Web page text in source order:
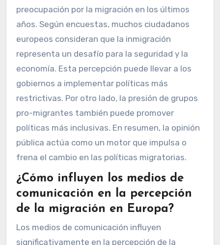
preocupación por la migración en los últimos
años. Según encuestas, muchos ciudadanos
europeos consideran que la inmigración
representa un desafío para la seguridad y la
economía. Esta percepción puede llevar a los
gobiernos a implementar políticas más
restrictivas. Por otro lado, la presión de grupos
pro-migrantes también puede promover
políticas más inclusivas. En resumen, la opinión
pública actúa como un motor que impulsa o
frena el cambio en las políticas migratorias.
¿Cómo influyen los medios de
comunicación en la percepción
de la migración en Europa?
Los medios de comunicación influyen
significativamente en la percepción de la